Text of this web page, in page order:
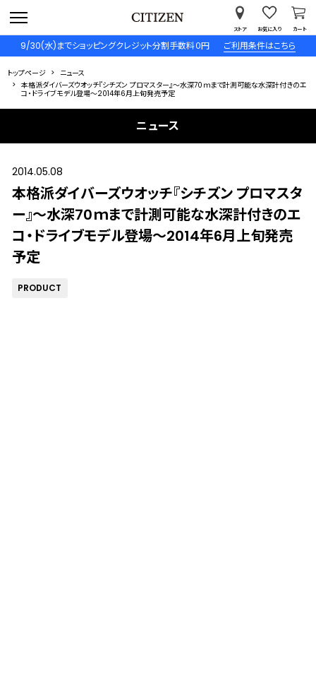
9/30(水)までショッピングクレジット分割手数料０円 ご利用条件はこちら
ストア お気に入り カート
トップページ
ニュース
本格派ダイバーズウオッチ『シチズン プロマスター』～水深70ｍまで計測可能な水深計付きのエ
コ・ドライブモデル登場～2014年6月上旬発売予定
ニュース
2014.05.08
本格派ダイバーズウオッチ『シチズン プロマスタ
ー』～水深70ｍまで計測可能な水深計付きのエ
コ・ドライブモデル登場～2014年6月上旬発売
予定
PRODUCT